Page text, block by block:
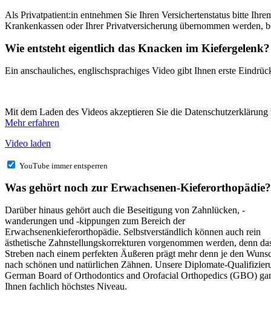
Als Privatpatient:in entnehmen Sie Ihren Versichertenstatus bitte
Krankenkassen oder Ihrer Privatversicherung übernommen werden,
Wie entsteht eigentlich das Knacken im Kiefergelenk?
Ein anschauliches, englischsprachiges Video gibt Ihnen erste
Mit dem Laden des Videos akzeptieren Sie die
Mehr erfahren
Video laden
YouTube immer entsperren
Was gehört noch zur Erwachsenen-Kieferorthopädie?
Darüber hinaus gehört auch die Beseitigung von Zahnlücken, -
wanderungen und -kippungen zum Bereich der
Erwachsenenkieferorthopädie. Selbstverständlich können auch rein
ästhetische Zahnstellungskorrekturen vorgenommen werden, denn
Streben nach einem perfekten Äußeren prägt mehr denn je den
nach schönen und natürlichen Zähnen. Unsere Diplomate-
German Board of Orthodontics and Orofacial Orthopedics (GBO)
Ihnen fachlich höchstes Niveau.